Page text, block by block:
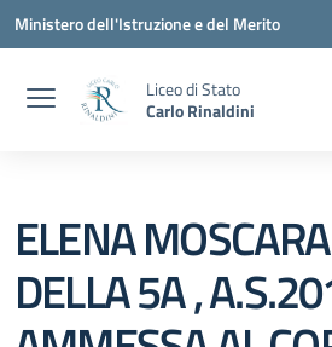
Vai ai contenuti
Vai al menu di navigazione
Vai al footer
Ministero dell'Istruzione e del Merito
Liceo di Stato
Carlo Rinaldini
ELENA
DELLA 5A ,